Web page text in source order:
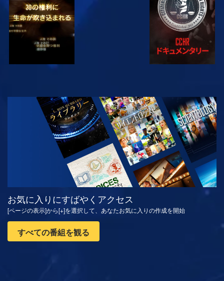
観る シリーズを探求
お気に入りにすばやくアクセス
[ページの表示]から[+]を選択して、あなたお気に入りの作成を開始
すべての番組を観る